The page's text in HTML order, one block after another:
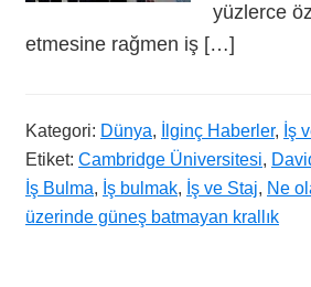
yüzlerce
etmesine rağmen iş […]
Kategori: Dünya, İlginç Haberler, İş
Etiket: Cambridge Üniversitesi,
İş Bulma, İş bulmak, İş ve Staj, Ne
üzerinde güneş batmayan krallık